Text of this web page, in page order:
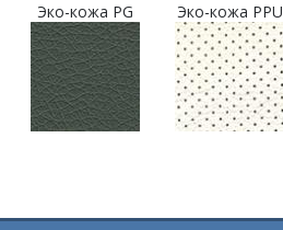
Эко-кожа PG Эко-кожа PPU